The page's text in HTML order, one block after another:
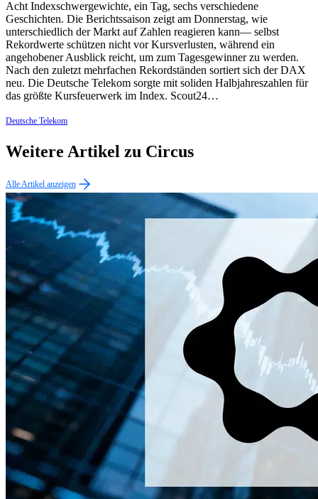
Acht Indexschwergewichte, ein Tag, sechs verschiedene
Geschichten. Die Berichtssaison zeigt am Donnerstag, wie
unterschiedlich der Markt auf Zahlen reagieren kann— selbst
Rekordwerte schützen nicht vor Kursverlusten, während ein
angehobener Ausblick reicht, um zum Tagesgewinner zu werden.
Nach den zuletzt mehrfachen Rekordständen sortiert sich der DAX
neu. Die Deutsche Telekom sorgte mit soliden Halbjahreszahlen für
das größte Kursfeuerwerk im Index. Scout24…
Deutsche Telekom
Weitere Artikel zu Circus
Alle Artikel anzeigen